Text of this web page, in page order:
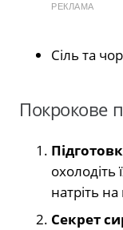
РЕКЛАМА
Сіль та
Покрокове
охолодіть
натріть
Секрет